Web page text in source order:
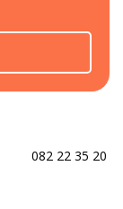
082 22 35 20